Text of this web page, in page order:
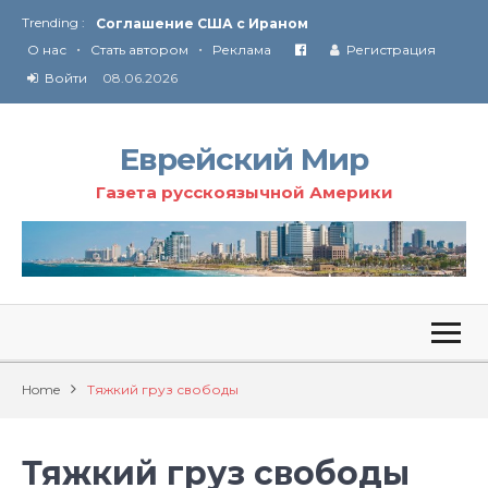
Trending :
Соглашение США с Ираном
Технология Революции в Иране
О нас • Стать автором • Реклама
Регистрация
Войти
08.06.2026
Еврейский Мир
Газета русскоязычной Америки
Home Тяжкий груз свободы
Тяжкий груз свободы